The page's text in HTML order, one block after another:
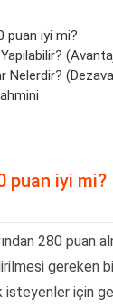
puan iyi mi?
Nelerdir?
puan iyi mi?
280 puan
gereken
isteyenler için